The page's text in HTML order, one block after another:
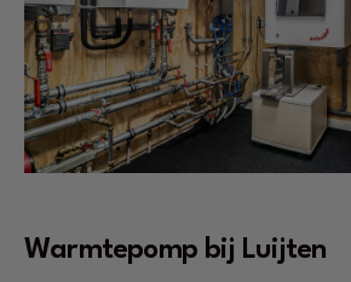
Warmtepomp bij Luijten